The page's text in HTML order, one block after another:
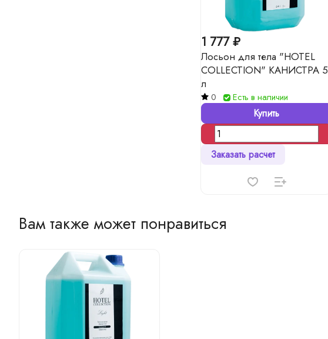
1 777 ₽
Лосьон для тела "HOTEL
COLLECTION" КАНИСТРА 5
л
0 Есть в наличии
Купить
Заказать расчет
Вам также может понравиться